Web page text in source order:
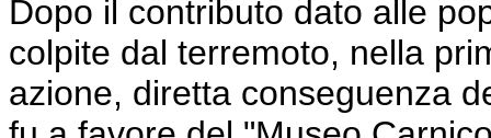
Dopo il contributo dato alle
colpite dal terremoto, nella
azione, diretta conseguenza